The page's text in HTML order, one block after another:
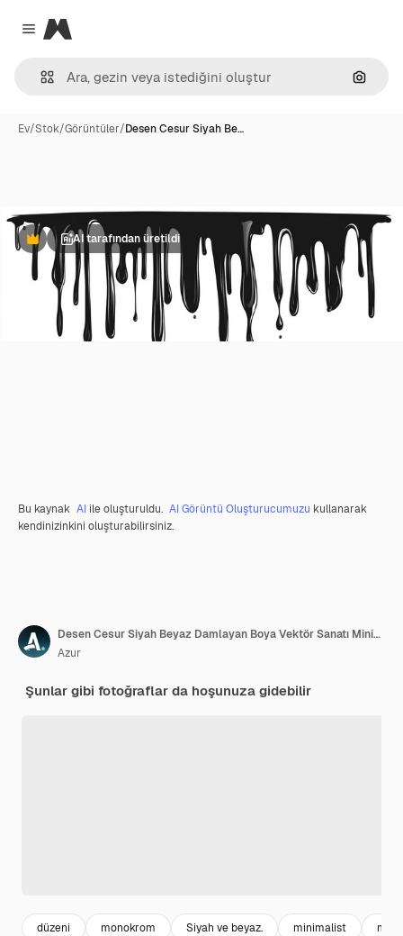
Close menu
Magnific
Ev/Stok/Görüntüler/Desen Cesur Siyah Be…
PremiumAI tarafından üretildi
Bu kaynak AI ile oluşturuldu. AI Görüntü Oluşturucumuzu kullanarak
kendinizinkini oluşturabilirsiniz.
Desen Cesur Siyah Beyaz Damlayan Boya Vektör Sanatı Minimalist Grunge Tasarımı
Azur
Şunlar gibi fotoğraflar da hoşunuza gidebilir
düzeni monokrom Siyah ve beyaz. minimalist